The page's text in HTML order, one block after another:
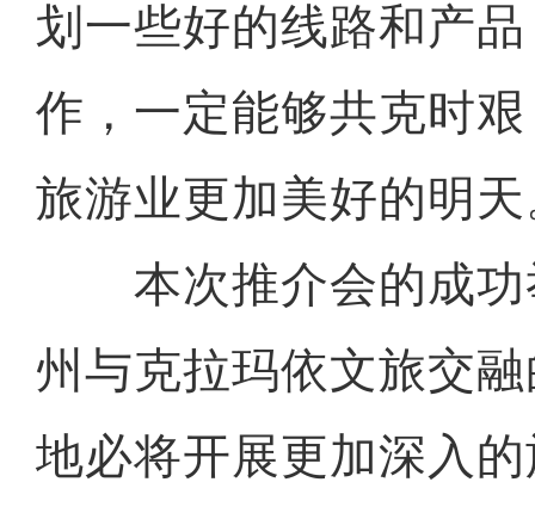
划一些好的线路和产
作，一定能够共克时
旅游业更加美好的明
本次推介会的成功
州与克拉玛依文旅交
地必将开展更加深入